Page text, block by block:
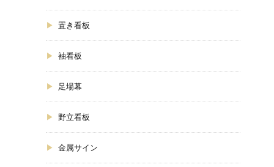
置き看板
袖看板
足場幕
野立看板
金属サイン